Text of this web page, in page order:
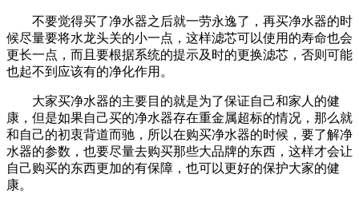
不要觉得买了净水器之后就一劳永逸了，再买净水器的时
候尽量要将水龙头关的小一点，这样滤芯可以使用的寿命也会
更长一点，而且要根据系统的提示及时的更换滤芯，否则可能
也起不到应该有的净化作用。
大家买净水器的主要目的就是为了保证自己和家人的健
康，但是如果自己买的净水器存在重金属超标的情况，那么就
和自己的初衷背道而驰，所以在购买净水器的时候，要了解净
水器的参数，也要尽量去购买那些大品牌的东西，这样才会让
自己购买的东西更加的有保障，也可以更好的保护大家的健
康。